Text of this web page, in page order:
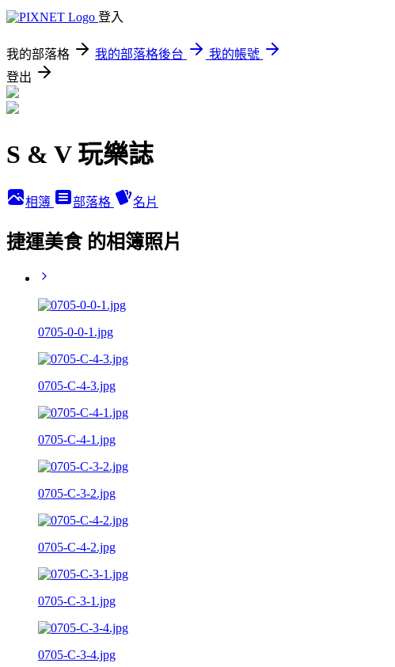
登入
我的部落格 我的部落格後台
我的帳號
登出
S & V 玩樂誌
相簿 部落格 名片
捷運美食 的相簿照片
0705-0-0-1.jpg
0705-C-4-3.jpg
0705-C-4-1.jpg
0705-C-3-2.jpg
0705-C-4-2.jpg
0705-C-3-1.jpg
0705-C-3-4.jpg